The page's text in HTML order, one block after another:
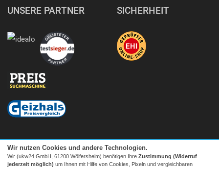
UNSERE PARTNER SICHERHEIT
Wir nutzen Cookies und andere Technologien.
Wir (ukw24 GmbH, 61200 Wölfersheim) benötigen Ihre Zustimmung (Widerruf
jederzeit möglich) um Ihnen mit Hilfe von Cookies, Pixeln und vergleichbaren